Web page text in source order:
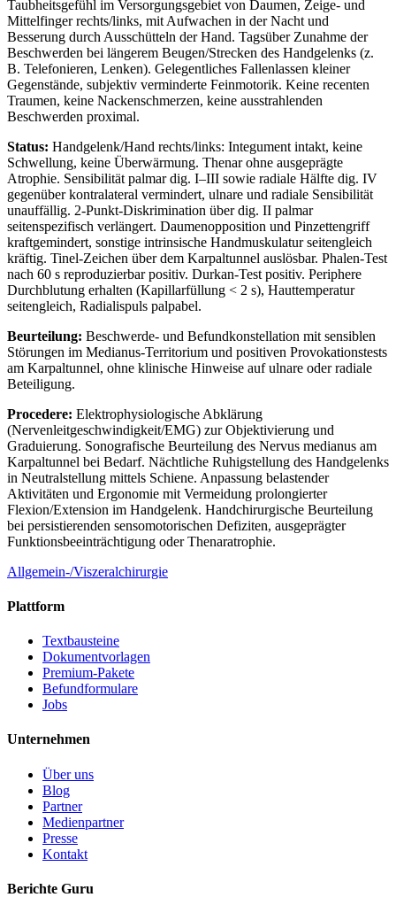
Taubheitsgefühl im Versorgungsgebiet von Daumen, Zeige- und
Mittelfinger rechts/links, mit Aufwachen in der Nacht und
Besserung durch Ausschütteln der Hand. Tagsüber Zunahme der
Beschwerden bei längerem Beugen/Strecken des Handgelenks (z.
B. Telefonieren, Lenken). Gelegentliches Fallenlassen kleiner
Gegenstände, subjektiv verminderte Feinmotorik. Keine recenten
Traumen, keine Nackenschmerzen, keine ausstrahlenden
Beschwerden proximal.
Status: Handgelenk/Hand rechts/links: Integument intakt, keine
Schwellung, keine Überwärmung. Thenar ohne ausgeprägte
Atrophie. Sensibilität palmar dig. I–III sowie radiale Hälfte dig. IV
gegenüber kontralateral vermindert, ulnare und radiale Sensibilität
unauffällig. 2-Punkt-Diskrimination über dig. II palmar
seitenspezifisch verlängert. Daumenopposition und Pinzettengriff
kraftgemindert, sonstige intrinsische Handmuskulatur seitengleich
kräftig. Tinel-Zeichen über dem Karpaltunnel auslösbar. Phalen-Test
nach 60 s reproduzierbar positiv. Durkan-Test positiv. Periphere
Durchblutung erhalten (Kapillarfüllung < 2 s), Hauttemperatur
seitengleich, Radialispuls palpabel.
Beurteilung: Beschwerde- und Befundkonstellation mit sensiblen
Störungen im Medianus-Territorium und positiven Provokationstests
am Karpaltunnel, ohne klinische Hinweise auf ulnare oder radiale
Beteiligung.
Procedere: Elektrophysiologische Abklärung
(Nervenleitgeschwindigkeit/EMG) zur Objektivierung und
Graduierung. Sonografische Beurteilung des Nervus medianus am
Karpaltunnel bei Bedarf. Nächtliche Ruhigstellung des Handgelenks
in Neutralstellung mittels Schiene. Anpassung belastender
Aktivitäten und Ergonomie mit Vermeidung prolongierter
Flexion/Extension im Handgelenk. Handchirurgische Beurteilung
bei persistierenden sensomotorischen Defiziten, ausgeprägter
Funktionsbeeinträchtigung oder Thenaratrophie.
Allgemein-/Viszeralchirurgie
Plattform
Textbausteine
Dokumentvorlagen
Premium-Pakete
Befundformulare
Jobs
Unternehmen
Über uns
Blog
Partner
Medienpartner
Presse
Kontakt
Berichte Guru